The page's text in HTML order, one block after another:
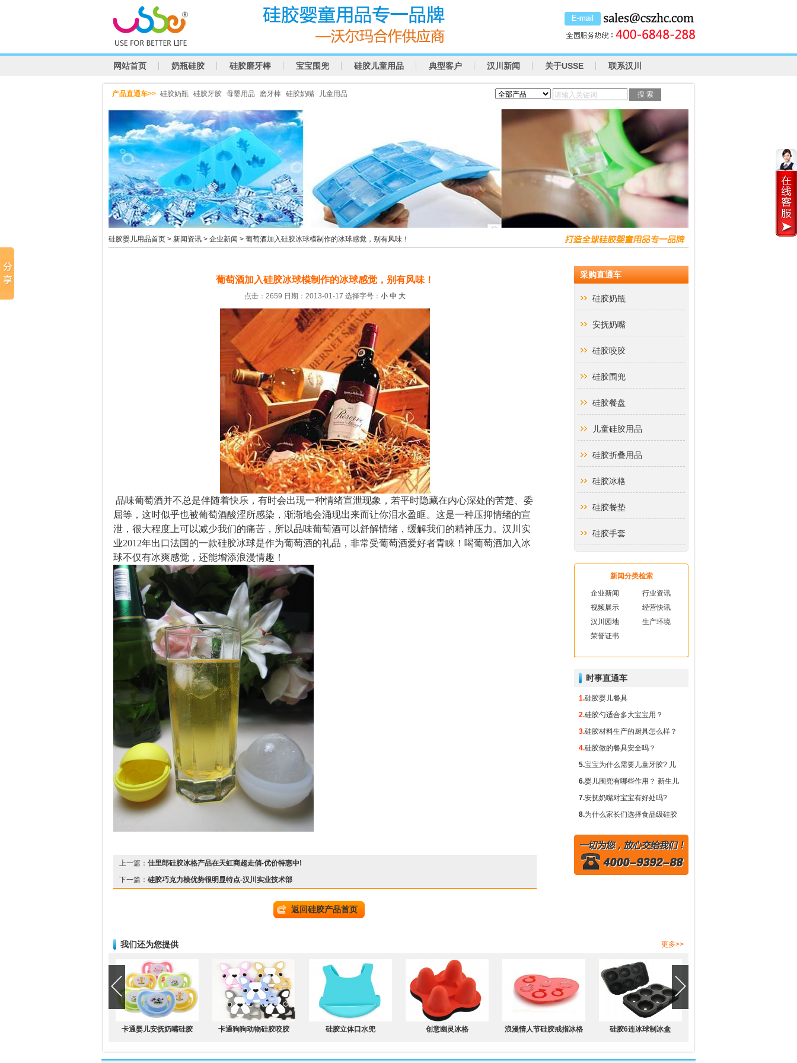
网站首页 奶瓶硅胶 硅胶磨牙棒 宝宝围兜 硅胶儿童用品 典型客户 汉川新闻 关于USSE 联系汉川
请输入关键词
产品直通车>> 硅胶奶瓶 硅胶牙胶 母婴用品 磨牙棒 硅胶奶嘴 儿童用品
硅胶婴儿用品首页 > 新闻资讯 > 企业新闻 > 葡萄酒加入硅胶冰球模制作的冰球感觉，别有风味！
葡萄酒加入硅胶冰球模制作的冰球感觉，别有风味！
点击：2659 日期：2013-01-17 选择字号： 小 中 大
品味葡萄酒并不总是伴随着快乐，有时会出现一种情绪宣泄现象，若平时隐藏在内心深处的苦楚、委
屈等，这时似乎也被葡萄酒酸涩所感染，渐渐地会涌现出来而让你泪水盈眶。这是一种压抑情绪的宣
泄，很大程度上可以减少我们的痛苦，所以品味葡萄酒可以舒解情绪，缓解我们的精神压力。汉川实
业2012年出口法国的一款硅胶冰球是作为葡萄酒的礼品，非常受葡萄酒爱好者青睐！喝葡萄酒加入冰
球不仅有冰爽感觉，还能增添浪漫情趣！
上一篇： 佳里郎硅胶冰格产品在天虹商超走俏-优价特惠中!
下一篇： 硅胶巧克力模优势很明显特点-汉川实业技术部
返回硅胶产品首页
采购直通车
硅胶奶瓶
安抚奶嘴
硅胶咬胶
硅胶围兜
硅胶餐盘
儿童硅胶用品
硅胶折叠用品
硅胶冰格
硅胶餐垫
硅胶手套
硅胶玻纤垫
硅胶隔热垫
新闻分类检索
企业新闻
行业资讯
视频展示
经营快讯
汉川园地
生产环境
荣誉证书
时事直通车
1.硅胶婴儿餐具
2.硅胶勺适合多大宝宝用？
3.硅胶材料生产的厨具怎么样？
4.硅胶做的餐具安全吗？
5.宝宝为什么需要儿童牙胶? 儿
童牙胶对出牙期的宝宝有什么重
要作用？
6.婴儿围兜有哪些作用？ 新生儿
需要围兜吗？
7.安抚奶嘴对宝宝有好处吗?
8.为什么家长们选择食品级硅胶
我们还为您提供 更多>>
卡通婴儿安抚奶嘴硅胶 卡通狗狗动物硅胶咬胶 硅胶立体口水兜 创意幽灵冰格 浪漫情人节硅胶戒指冰格 硅胶6连冰球制冰盒